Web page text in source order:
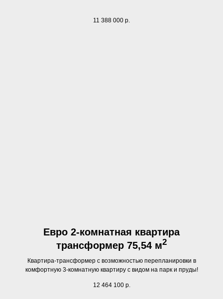
11 388 000 р.
Евро 2-комнатная квартира
трансформер 75,54 м2
Квартира-трансформер с возможностью перепланировки в
комфортную 3-комнатную квартиру с видом на парк и пруды!
12 464 100 р.